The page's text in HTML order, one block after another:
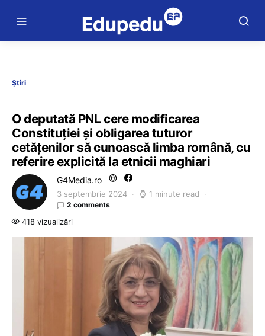
Știri
O deputată PNL cere modificarea
Constituției și obligarea tuturor
cetățenilor să cunoască limba română, cu
referire explicită la etnicii maghiari
G4Media.ro
3 septembrie 2024 1 minute read
2 comments
418 vizualizări